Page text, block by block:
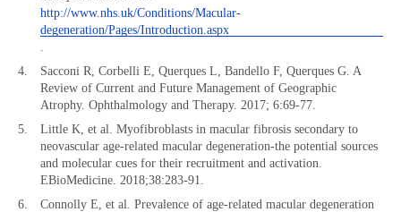
http://www.nhs.uk/Conditions/Macular-
degeneration/Pages/Introduction.aspx
.
Sacconi R, Corbelli E, Querques L, Bandello F, Querques G. A
Review of Current and Future Management of Geographic
Atrophy. Ophthalmology and Therapy. 2017; 6:69-77.
Little K, et al. Myofibroblasts in macular fibrosis secondary to
neovascular age-related macular degeneration-the potential sources
and molecular cues for their recruitment and activation.
EBioMedicine. 2018;38:283-91.
Connolly E, et al. Prevalence of age-related macular degeneration